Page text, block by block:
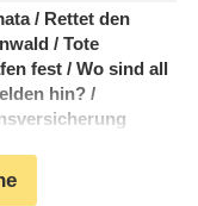
/​ Rettet den
/​ Tote
fest /​ Wo sind all
hin? /​